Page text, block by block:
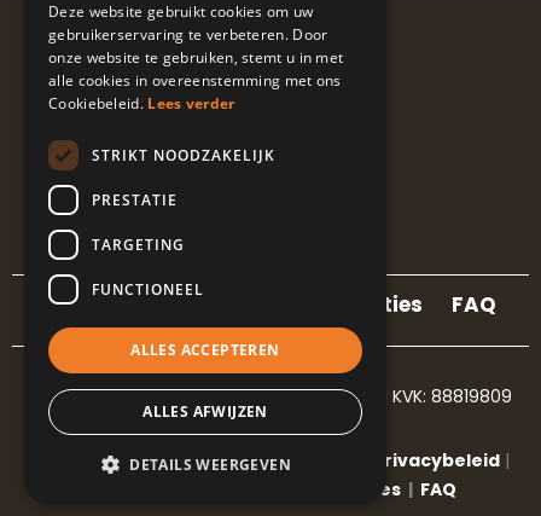
Volg ons
@guapalocaties
I
n
s
t
a
g
r
a
m
L
i
n
e
i
-
n
E
n
v
l
p
Contact Locaties Referenties FAQ
hola@guapalocaties.nl|+31850786301 | KVK: 88819809
©Copyright 2023-2026 Guapa locaties | Privacybeleid |
Cookies | FAQ
Deze website gebruikt cookies om uw
gebruikerservaring te verbeteren. Door
onze website te gebruiken, stemt u in met
alle cookies in overeenstemming met ons
Cookiebeleid. Lees verder
STRIKT NOODZAKELIJK
PRESTATIE
TARGETING
FUNCTIONEEL
ALLES ACCEPTEREN
ALLES AFWIJZEN
DETAILS WEERGEVEN